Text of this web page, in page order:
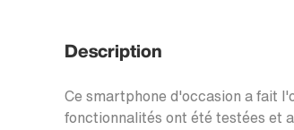
Description
Ce smartphone d'occasion a fait
fonctionnalités ont été testées et